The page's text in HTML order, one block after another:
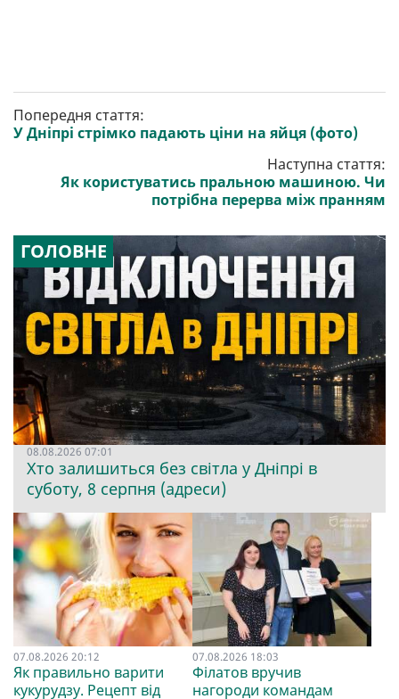
Попередня стаття:
У Дніпрі стрімко падають ціни на яйця (фото)
Наступна стаття:
Як користуватись пральною машиною. Чи
потрібна перерва між пранням
ГОЛОВНЕ
08.08.2026 07:01
Хто залишиться без світла у Дніпрі в
суботу, 8 серпня (адреси)
07.08.2026 20:12
Як правильно варити
кукурудзу. Рецепт від
07.08.2026 18:03
Філатов вручив
нагороди командам